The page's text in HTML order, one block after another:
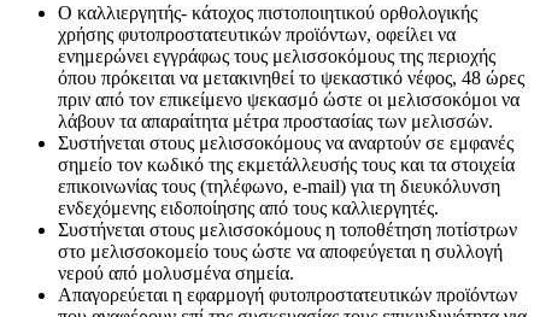
Ο καλλιεργητής- κάτοχος πιστοποιητικού ορθολογικής
χρήσης φυτοπροστατευτικών προϊόντων, οφείλει να
ενημερώνει εγγράφως τους μελισσοκόμους της περιοχής
όπου πρόκειται να μετακινηθεί το ψεκαστικό νέφος, 48 ώρες
πριν από τον επικείμενο ψεκασμό ώστε οι μελισσοκόμοι να
λάβουν τα απαραίτητα μέτρα προστασίας των μελισσών.
Συστήνεται στους μελισσοκόμους να αναρτούν σε εμφανές
σημείο τον κωδικό της εκμετάλλευσής τους και τα στοιχεία
επικοινωνίας τους (τηλέφωνο, e-mail) για τη διευκόλυνση
ενδεχόμενης ειδοποίησης από τους καλλιεργητές.
Συστήνεται στους μελισσοκόμους η τοποθέτηση ποτίστρων
στο μελισσοκομείο τους ώστε να αποφεύγεται η συλλογή
νερού από μολυσμένα σημεία.
Απαγορεύεται η εφαρμογή φυτοπροστατευτικών προϊόντων